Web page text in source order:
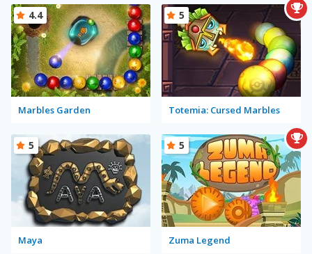
Marbles Garden
4.4
Totemia: Cursed Marbles
5
Maya
5
Zuma Legend
5